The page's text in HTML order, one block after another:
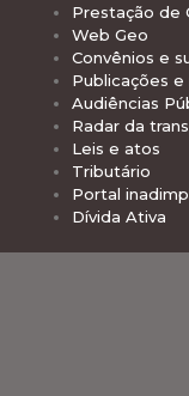
Prestação de
Web Geo
Convênios e
Publicações
Audiências
Radar da
Leis e atos
Tributário
Portal
Dívida Ativa